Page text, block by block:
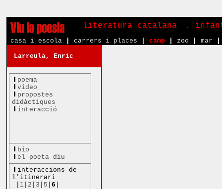
literatura catalana .
casa i escola carrers i places camp zoo mar
Larreula, Enric
poema
vídeo
propostes
didàctiques
interacció
bio
el poeta diu
interaccions de
l'itinerari
1 2 3 5 |6